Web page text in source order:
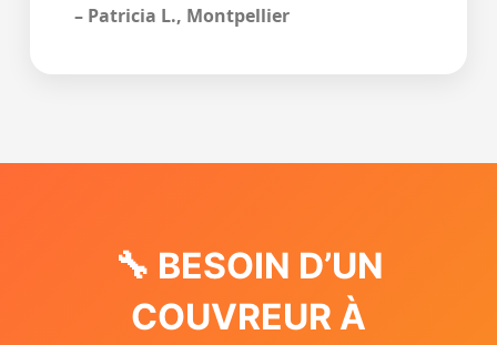
– Patricia L., Montpellier
🔧 BESOIN D’UN
COUVREUR À